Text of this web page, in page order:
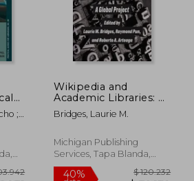
$ 367.499 50%
dcto.
;
Wikipedia and
Academic Libraries: A
Global Project (en
Inglés)
Bridges, Laurie M.
Michigan Publishing
Services, Tapa Blanda,
Nuevo